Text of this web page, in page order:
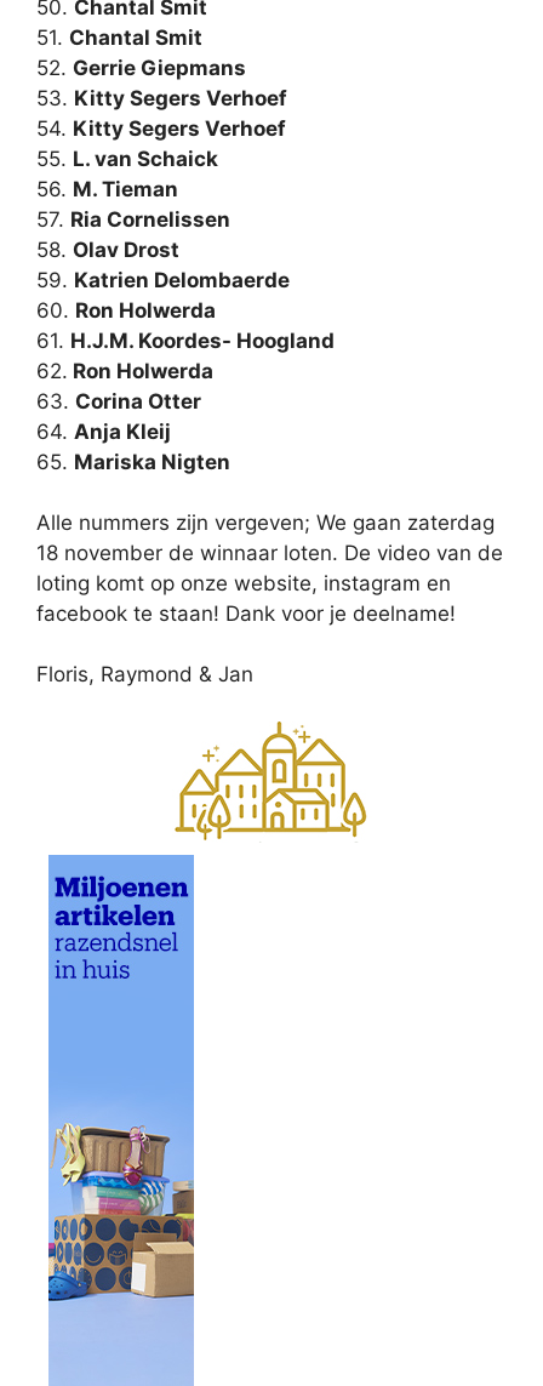
50. Chantal Smit
51. Chantal Smit
52. Gerrie Giepmans
53. Kitty Segers Verhoef
54. Kitty Segers Verhoef
55. L. van Schaick
56. M. Tieman
57. Ria Cornelissen
58. Olav Drost
59. Katrien Delombaerde
60. Ron Holwerda
61. H.J.M. Koordes- Hoogland
62. Ron Holwerda
63. Corina Otter
64. Anja Kleij
65. Mariska Nigten
Alle nummers zijn vergeven; We gaan zaterdag
18 november de winnaar loten. De video van de
loting komt op onze website, instagram en
facebook te staan! Dank voor je deelname!
Floris, Raymond & Jan